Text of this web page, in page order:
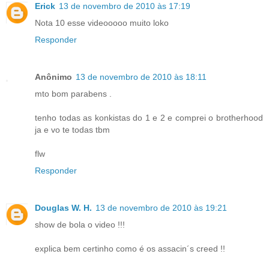
Erick 13 de novembro de 2010 às 17:19
Nota 10 esse videooooo muito loko
Responder
Anônimo 13 de novembro de 2010 às 18:11
mto bom parabens .
tenho todas as konkistas do 1 e 2 e comprei o brotherhood
ja e vo te todas tbm
flw
Responder
Douglas W. H. 13 de novembro de 2010 às 19:21
show de bola o video !!!
explica bem certinho como é os assacin´s creed !!